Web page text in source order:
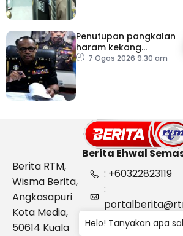
Penutupan pangkalan
haram kekang
penyeludupan di
7 Ogos 2026 9:30 am
Berita Ehwal
Berita RTM,
Wisma Berita,
Angkasapuri
Kota Media,
50614 Kuala
: +60322823119
:
: Aduan &
Helo! Tanyakan apa